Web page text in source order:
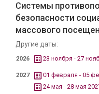
Системы
безопасности
массового
Другие даты:
2026 23 ноября - 27
2027
01 февраля - 05
24 мая - 28 мая